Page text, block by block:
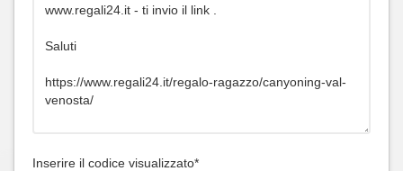
Inserire il codice visualizzato*